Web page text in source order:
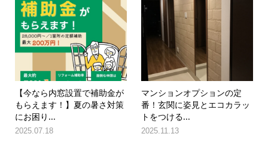
【今なら内窓設置で補助金が
もらえます！】夏の暑さ対策
にお困り...
2025.07.18
マンションオプションの定
番！玄関に姿見とエコカラッ
トをつける...
2025.11.13